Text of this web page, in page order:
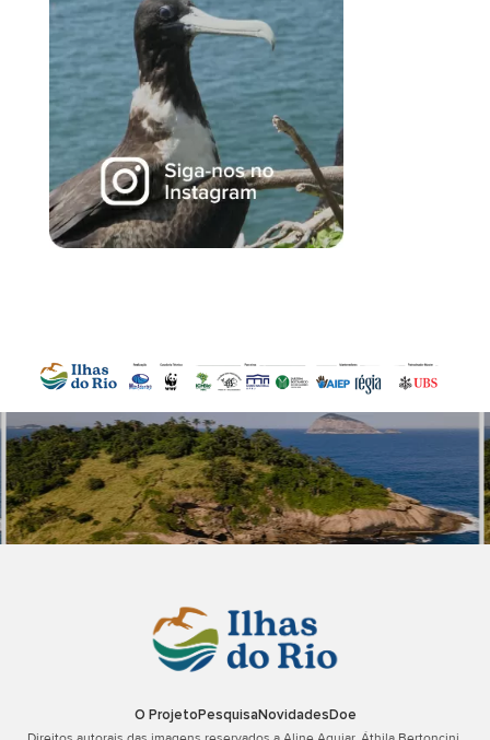
O Projeto Pesquisa Novidades Doe